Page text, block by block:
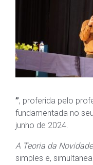
”, proferida pelo
fundamentada no
junho de 2024.
A Teoria da Novidade
simples e,